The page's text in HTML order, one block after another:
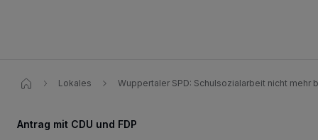
Lokales Wuppertaler SPD: Schulsozialarbeit nicht mehr
Antrag mit CDU und FDP